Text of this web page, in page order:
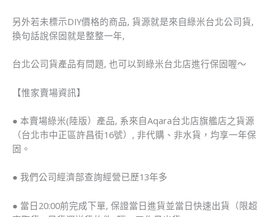
另外若未標示DIY價格的商品, 貨源就是來自綠米台北公司貨,
換句話說保固就是整整一年,
台北公司貨產品有問題, 也可以到綠米台北店進行保固喔～
【惟家賣場資訊】
● 本賣場綠米(陸版）產品, 系來自Aqara台北店旗艦店之貨源
（台北市中正區許昌街16號）, 非代購、非水貨，均享一年保
固。
● 我們公司經濟部查詢經營已歷13年多
● 當日20:00前完成下單, 保證當日進貨並當日快速出貨（限超